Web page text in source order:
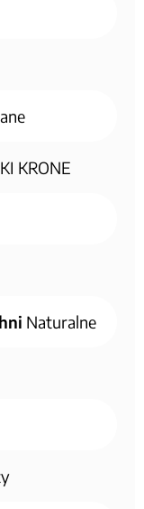
KRONE
Naturalne